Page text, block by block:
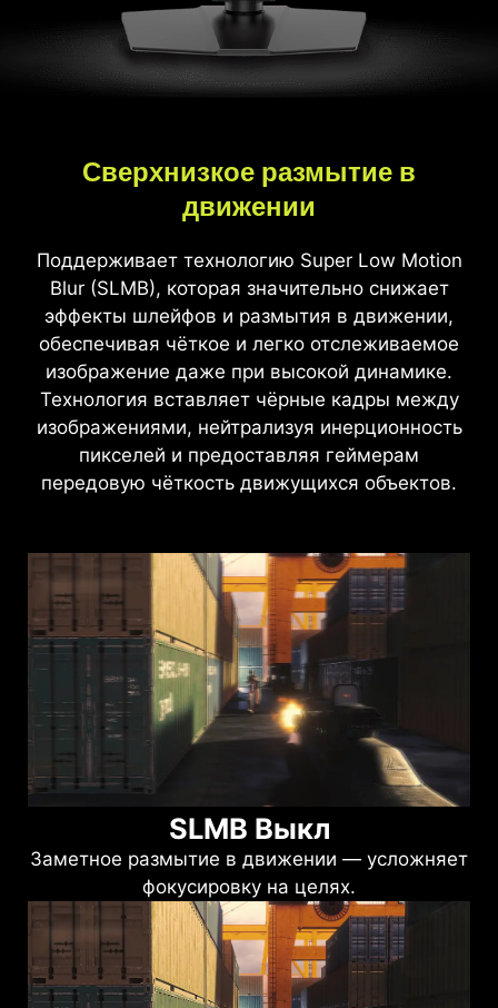
Сверхнизкое размытие в
движении
Поддерживает технологию Super Low Motion
Blur (SLMB), которая значительно снижает
эффекты шлейфов и размытия в движении,
обеспечивая чёткое и легко отслеживаемое
изображение даже при высокой динамике.
Технология вставляет чёрные кадры между
изображениями, нейтрализуя инерционность
пикселей и предоставляя геймерам
передовую чёткость движущихся объектов.
SLMB Выкл
Заметное размытие в движении — усложняет
фокусировку на целях.